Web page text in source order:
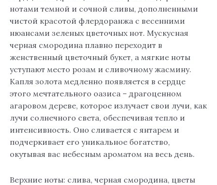
нотами темной и сочной сливы, дополненными
чистой красотой флердоранжа с весенними
нюансами зеленых цветочных нот. Мускусная
черная смородина плавно переходит в
женственный цветочный букет, а мягкие ноты
уступают место розам и сливочному жасмину.
Капля золота медленно появляется в сердце
этого мечтательного оазиса – драгоценном
агаровом дереве, которое излучает свои лучи, как
лучи солнечного света, обеспечивая тепло и
интенсивность. Оно сливается с янтарем и
подчеркивает его уникальное богатство,
окутывая вас небесным ароматом на весь день.
Верхние ноты: слива, черная смородина, цветы